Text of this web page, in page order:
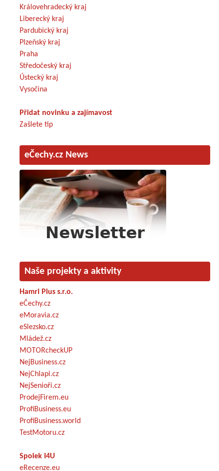
Královehradecký kraj
Liberecký kraj
Pardubický kraj
Plzeňský kraj
Praha
Středočeský kraj
Ústecký kraj
Vysočina
Přidat novinku a zajímavost
Zašlete tip
eČechy.cz News
Naše projekty a aktivity
Hamri Plus s.r.o.
eČechy.cz
eMoravia.cz
eSlezsko.cz
Mládež.cz
MOTORcheckUP
NejBusiness.cz
NejChlapi.cz
NejSenioři.cz
ProdejFirem.eu
ProfiBusiness.eu
ProfiBusiness.world
TestMotoru.cz
Spolek I4U
eRecenze.eu